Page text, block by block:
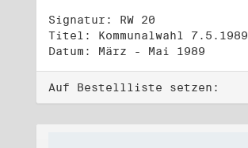
Signatur: RW 20
Titel: Kommunalwahl 7.5.1989
Datum: März - Mai 1989
Auf Bestellliste setzen: